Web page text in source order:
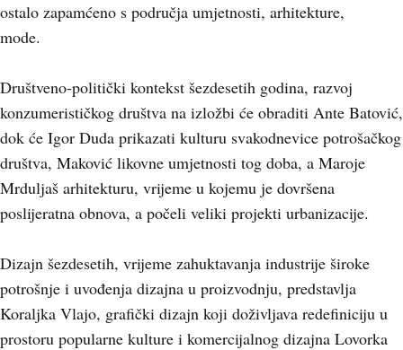
ostalo zapamćeno s područja umjetnosti, arhitekture,
mode.
Društveno-politički kontekst šezdesetih godina, razvoj
konzumerističkog društva na izložbi će obraditi Ante Batović,
dok će Igor Duda prikazati kulturu svakodnevice potrošačkog
društva, Maković likovne umjetnosti tog doba, a Maroje
Mrduljaš arhitekturu, vrijeme u kojemu je dovršena
poslijeratna obnova, a počeli veliki projekti urbanizacije.
Dizajn šezdesetih, vrijeme zahuktavanja industrije široke
potrošnje i uvođenja dizajna u proizvodnju, predstavlja
Koraljka Vlajo, grafički dizajn koji doživljava redefiniciju u
prostoru popularne kulture i komercijalnog dizajna Lovorka